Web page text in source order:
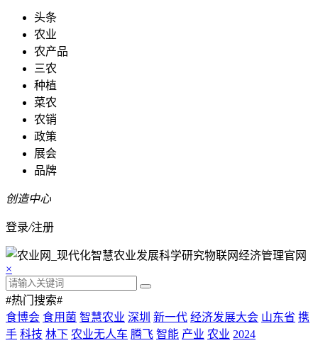
头条
农业
农产品
三农
种植
菜农
农销
政策
展会
品牌
创造中心
登录/注册
×
#热门搜索#
食博会 食用菌 智慧农业 深圳 新一代 经济发展大会 山东省 携
手 科技 林下 农业无人车 腾飞 智能 产业 农业 2024